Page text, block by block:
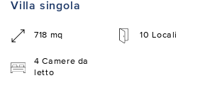
Villa singola
718 mq 10 Locali
4 Camere da
letto